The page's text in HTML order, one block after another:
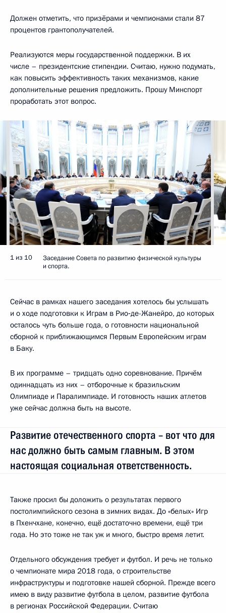
Должен отметить, что призёрами и чемпионами стали 87
процентов грантополучателей.
Реализуются меры государственной поддержки. В их
числе – президентские стипендии. Считаю, нужно подумать,
как повысить эффективность таких механизмов, какие
дополнительные решения предложить. Прошу Минспорт
проработать этот вопрос.
1 из 10
Заседание Совета по развитию физической культуры
и спорта.
Сейчас в рамках нашего заседания хотелось бы услышать
и о ходе подготовки к Играм в Рио‑де-Жанейро, до которых
осталось чуть больше года, о готовности национальной
сборной к приближающимся Первым Европейским играм
в Баку.
В их программе – тридцать одно соревнование. Причём
одиннадцать из них – отборочные к бразильским
Олимпиаде и Паралимпиаде. И готовность наших атлетов
уже сейчас должна быть на высоте.
Развитие отечественного спорта – вот что для
нас должно быть самым главным. В этом
настоящая социальная ответственность.
Также просил бы доложить о результатах первого
постолимпийского сезона в зимних видах. До «белых» Игр
в Пхенчхане, конечно, ещё достаточно времени, ещё три
года. Но это тоже не так уж и много, быстро время летит.
Отдельного обсуждения требует и футбол. И речь не только
о чемпионате мира 2018 года, о строительстве
инфраструктуры и подготовке нашей сборной. Прежде всего
имею в виду развитие футбола в целом, развитие футбола
в регионах Российской Федерации. Считаю